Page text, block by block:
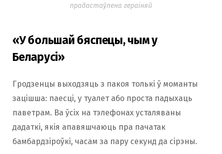
прадастаўлена гераіняй
«У большай бяспецы, чым у
Беларусі»
Гродзенцы выходзяць з пакоя толькі ў моманты
зацішша: паесці, у туалет або проста падыхаць
паветрам. Ва ўсіх на тэлефонах усталяваны
дадаткі, якія апавяшчаюць пра пачатак
бамбардзіроўкі, часам за пару секунд да сірэны.